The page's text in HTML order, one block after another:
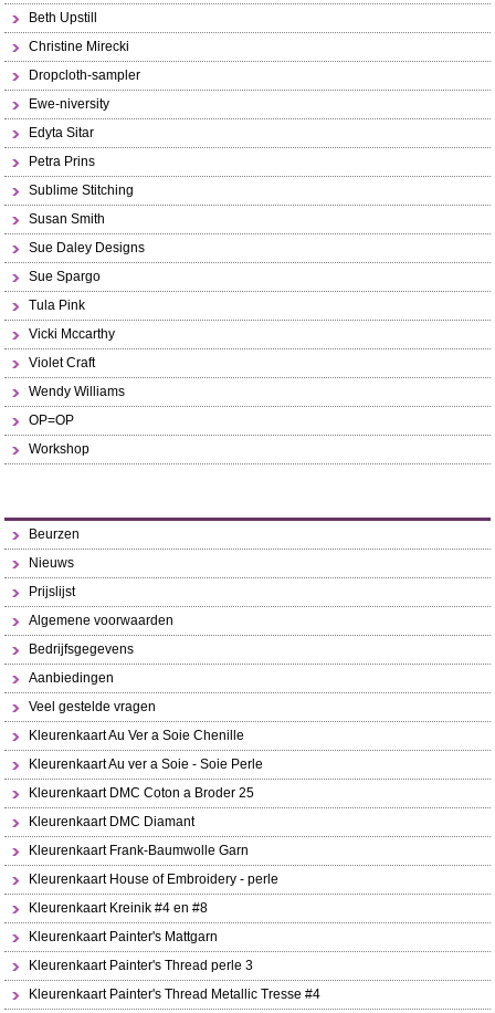
Beth Upstill
Christine Mirecki
Dropcloth-sampler
Ewe-niversity
Edyta Sitar
Petra Prins
Sublime Stitching
Susan Smith
Sue Daley Designs
Sue Spargo
Tula Pink
Vicki Mccarthy
Violet Craft
Wendy Williams
OP=OP
Workshop
Beurzen
Nieuws
Prijslijst
Algemene voorwaarden
Bedrijfsgegevens
Aanbiedingen
Veel gestelde vragen
Kleurenkaart Au Ver a Soie Chenille
Kleurenkaart Au ver a Soie - Soie Perle
Kleurenkaart DMC Coton a Broder 25
Kleurenkaart DMC Diamant
Kleurenkaart Frank-Baumwolle Garn
Kleurenkaart House of Embroidery - perle
Kleurenkaart Kreinik #4 en #8
Kleurenkaart Painter's Mattgarn
Kleurenkaart Painter's Thread perle 3
Kleurenkaart Painter's Thread Metallic Tresse #4